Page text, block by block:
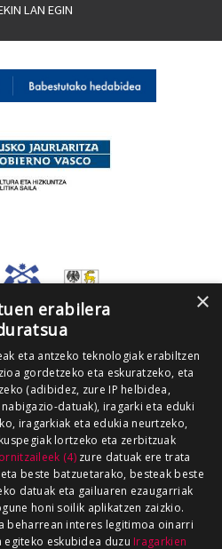
LAN EGIN
×
erabilera
eta antzeko teknologiak erabiltzen
gordetzeko eta eskuratzeko, eta
(adibidez, zure IP helbidea,
datuak), iragarki eta eduki
iragarkiak eta edukia neurtzeko,
lortzeko eta zerbitzuak
(4)zure datuak ere trata
beste batzuetarako, besteak beste
datuak eta gailuaren ezaugarriak
honi soilik aplikatzen zaizkio.
beharrean interes legitimoa oinarri
egiteko eskubidea duzu Iragarkien